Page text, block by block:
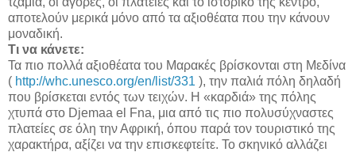
αποτελούν μερικά μόνο από τα αξιοθέατα που την κάνουν
μοναδική.
Τι να κάνετε:
Τα πιο πολλά αξιοθέατα του Μαρακές βρίσκονται στη Μεδίνα
( http://whc.unesco.org/en/list/331 ), την παλιά πόλη δηλαδή
που βρίσκεται εντός των τειχών. Η «καρδιά» της πόλης
χτυπά στο Djemaa el Fna, μια από τις πιο πολυσύχναστες
πλατείες σε όλη την Αφρική, όπου παρά τον τουριστικό της
χαρακτήρα, αξίζει να την επισκεφτείτε. Το σκηνικό αλλάζει